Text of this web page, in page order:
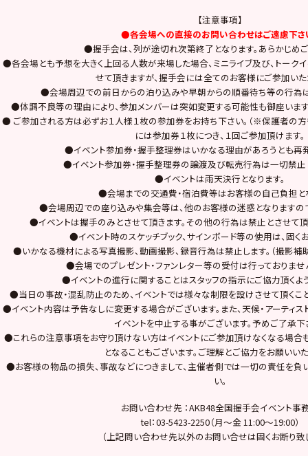
【注意事項】
●各会場への直接のお問い合わせはご遠慮下さ
●握手会は、列が途切れ次第終了となります。あらかじめ
●各会場とも予想を大きく上回る人数が来場した場合、ミニライブ及び、トーク
せて頂きますが、握手会には全てのお客様にご参加いた
●会場周辺での前日からの泊り込みや早朝からの順番待ち等の行為
●体調不良等の理由により、参加メンバーは突如変更する可能性も御座います
● ご参加される方は必ずお１人様１枚の参加券をお持ち下さい。（※保護者の方
には参加券１枚につき、１回ご参加頂けます。
●イベント参加券・握手整理券はいかなる理由があろうとも再
●イベント参加券・握手整理券の譲渡及び転売行為は一切禁止
●イベントは雨天決行となります。
●会場までの交通費・宿泊費等はお客様の自己負担と
●会場周辺での座り込みや集会等は、他のお客様の迷惑となりますの
●イベントは握手のみとさせて頂きます。その他の行為は禁止とさせて頂
●イベント時のスケッチブック、サインボード等の使用は、固く
●いかなる機材による写真撮影、動画撮影、録音行為は禁止します。（撮影補
●会場でのプレゼント・ファンレター等の受付は行っておりませ
●イベントの進行に関することはスタッフの指示にご協力頂くよ
●当日の事故・混乱防止のため、イベントでは様々な制限を設けさせて頂くこ
●イベント内容は予告なしに変更する場合がございます。また、天候・アーティ
イベントを中止する事がございます。予めご了承下
●これらの注意事項をお守り頂けない方はイベントにご参加頂けなくなる場合も
となることもございます。ご理解とご協力をお願いいた
●お客様の物品の損失、事故などにつきまして、主催者側では一切の責任を負
い。
お問い合わせ先 ：AKB48全国握手会イベント事
tel：03-5423-2250（月～金 11:00～19:00）
（上記問い合わせ先以外のお問い合せは固くお断り致